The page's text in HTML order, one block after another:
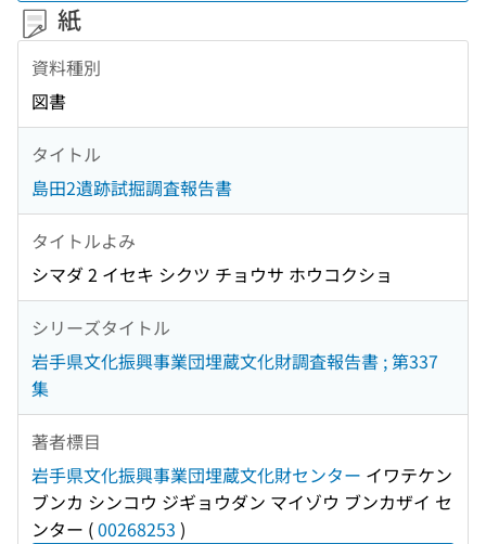
紙
資料種別
図書
タイトル
島田2遺跡試掘調査報告書
タイトルよみ
シマダ 2 イセキ シクツ チョウサ ホウコクショ
シリーズタイトル
岩手県文化振興事業団埋蔵文化財調査報告書 ; 第337
集
著者標目
岩手県文化振興事業団埋蔵文化財センター イワテケン
ブンカ シンコウ ジギョウダン マイゾウ ブンカザイ セ
ンター (00268253 )